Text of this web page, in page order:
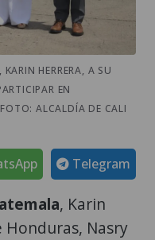
HERRERA, A SU
EN
ALCALDÍA DE CALI
Telegram
, Karin
Nasry